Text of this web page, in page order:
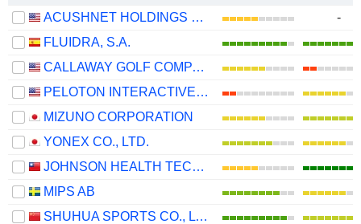
ACUSHNET HOLDINGS CORP.
-
FLUIDRA, S.A.
CALLAWAY GOLF COMPANY
PELOTON INTERACTIVE, INC.
MIZUNO CORPORATION
YONEX CO., LTD.
JOHNSON HEALTH TECH .CO., LTD.
MIPS AB
SHUHUA SPORTS CO., LTD.